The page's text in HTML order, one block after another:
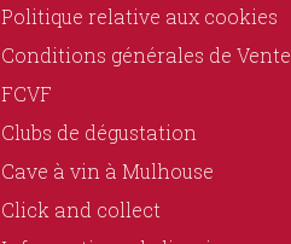
Politique relative aux cookies
Conditions générales de Vente
FCVF
Clubs de dégustation
Cave à vin à Mulhouse
Click and collect